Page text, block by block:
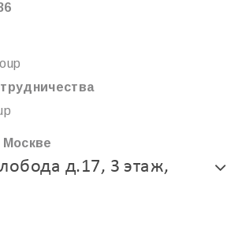
Москве
д.17, 3 этаж,